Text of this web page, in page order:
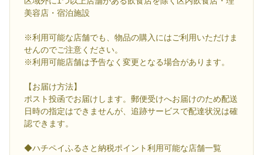
美容店・宿泊施設
※利用可能な店舗でも、物品の購入にはご利用いただけま
せんのでご注意ください。
※利用可能店舗は予告なく変更となる場合があります。
【お届け方法】
ポスト投函でお届けします。郵便受けへお届けのため配送
日時の指定はできませんが、追跡サービスで配達状況は確
認できます。
◆ハチペイふるさと納税ポイント利用可能な店舗一覧